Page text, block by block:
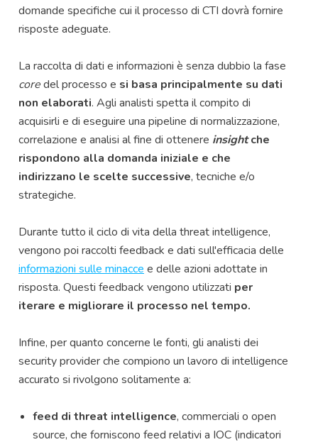
domande specifiche cui il processo di CTI dovrà fornire
risposte adeguate.
La raccolta di dati e informazioni è senza dubbio la fase
coredel processo e si basa principalmente su dati
non elaborati. Agli analisti spetta il compito di
acquisirli e di eseguire una pipeline di normalizzazione,
correlazione e analisi al fine di ottenere insightche
rispondono alla domanda iniziale e che
indirizzano le scelte successive, tecniche e/o
strategiche.
Durante tutto il ciclo di vita della threat intelligence,
vengono poi raccolti feedback e dati sull'efficacia delle
informazioni sulle minaccee delle azioni adottate in
risposta. Questi feedback vengono utilizzati per
iterare e migliorare il processo nel tempo.
Infine, per quanto concerne le fonti, gli analisti dei
security provider che compiono un lavoro di intelligence
accurato si rivolgono solitamente a:
feed di threat intelligence, commerciali o open
source, che forniscono feed relativi a IOC (indicatori